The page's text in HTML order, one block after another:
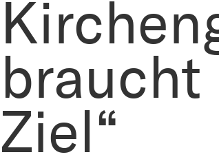
braucht
Ziel“